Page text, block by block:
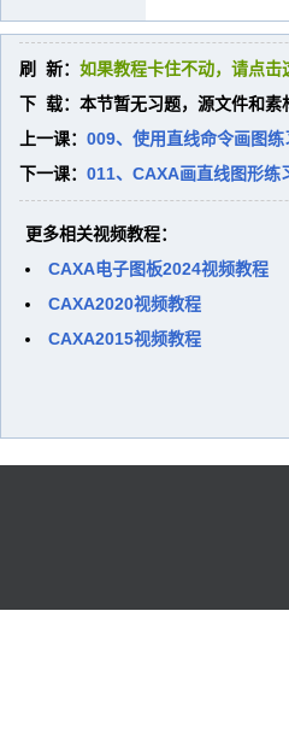
刷 新： 如果教程卡住不动，请点击
下 载：本节暂无习题，源文件和素
上一课： 009、使用直线命令画图练
下一课： 011、CAXA画直线图形练
更多相关视频教程：
CAXA电子图板2024视频教程
CAXA2020视频教程
CAXA2015视频教程